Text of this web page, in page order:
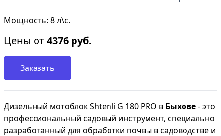
Мощность: 8 л\с.
Цены от4376 руб.
Заказать
Дизельный мотоблок Shtenli G 180 PRO в Быхове- это
профессиональный садовый инструмент, специально
разработанный для обработки почвы в садоводстве и